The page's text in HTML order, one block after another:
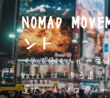
ン
テ
ン
ツ
へ
NOMAD
ント
一人で働く人が、身
Watch は「測る道具
選択」 AIソロプレナ